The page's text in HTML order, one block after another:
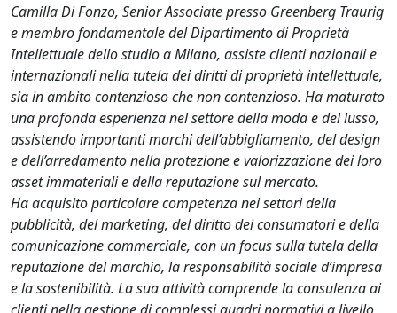
Camilla Di Fonzo, Senior Associate presso Greenberg Traurig
e membro fondamentale del Dipartimento di Proprietà
Intellettuale dello studio a Milano, assiste clienti nazionali e
internazionali nella tutela dei diritti di proprietà intellettuale,
sia in ambito contenzioso che non contenzioso. Ha maturato
una profonda esperienza nel settore della moda e del lusso,
assistendo importanti marchi dell’abbigliamento, del design
e dell’arredamento nella protezione e valorizzazione dei loro
asset immateriali e della reputazione sul mercato.
Ha acquisito particolare competenza nei settori della
pubblicità, del marketing, del diritto dei consumatori e della
comunicazione commerciale, con un focus sulla tutela della
reputazione del marchio, la responsabilità sociale d’impresa
e la sostenibilità. La sua attività comprende la consulenza ai
clienti nella gestione di complessi quadri normativi a livello